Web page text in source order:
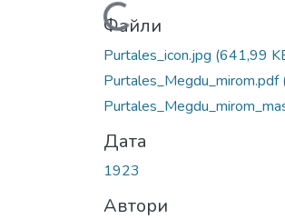
Вантажиться...
Файли
Purtales_icon.jpg (641,99
Purtales_Megdu_mirom.pdf
Дата
1923
Автори